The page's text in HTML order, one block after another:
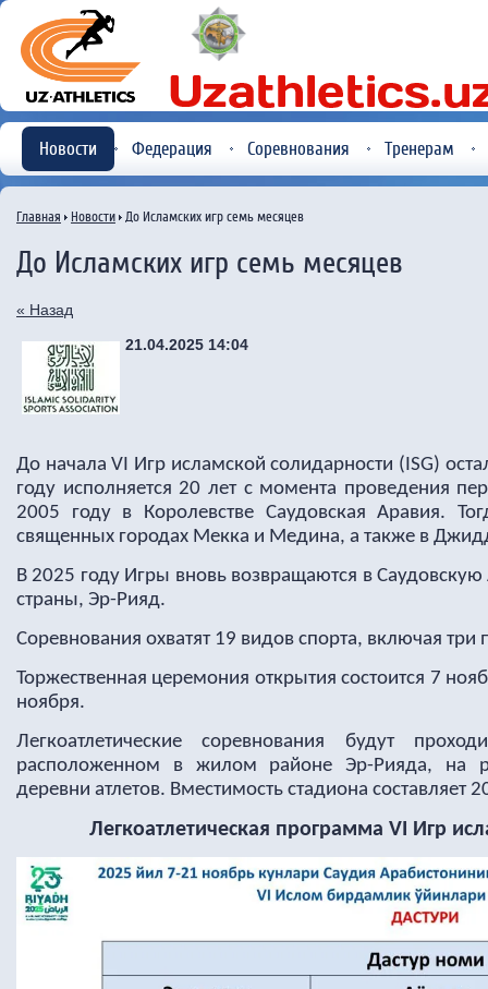
Новости Федерация Соревнования Тренерам
Главная Новости До Исламских игр семь месяцев
До Исламских игр семь месяцев
« Назад
21.04.2025 14:04
До начала VI Игр исламской солидарности (ISG)
году исполняется 20 лет с момента проведения
2005 году в Королевстве Саудовская Аравия.
священных городах Мекка и Медина, а также в
В 2025 году Игры вновь возвращаются в
страны, Эр-Рияд.
Соревнования охватят 19 видов спорта, включая
Торжественная церемония открытия состоится 7
ноября.
Легкоатлетические соревнования будут
расположенном в жилом районе Эр-Рияда, на
деревни атлетов. Вместимость стадиона составляет
Легкоатлетическая программаVI Игр